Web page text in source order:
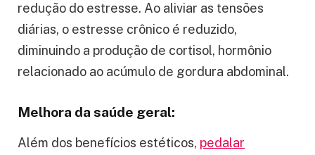
redução do estresse. Ao aliviar as tensões
diárias, o estresse crônico é reduzido,
diminuindo a produção de cortisol, hormônio
relacionado ao acúmulo de gordura abdominal.
Melhora da saúde geral:
Além dos benefícios estéticos, pedalar